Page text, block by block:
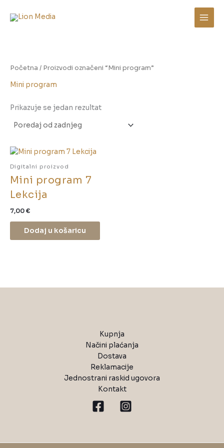
Početna / Proizvodi označeni “Mini program”
Mini program
Prikazuje se jedan rezultat
Digitalni proizvod
Mini program 7
Lekcija
7,00€
Dodaj u košaricu
Kupnja
Načini plaćanja
Dostava
Reklamacije
Jednostrani raskid ugovora
Kontakt